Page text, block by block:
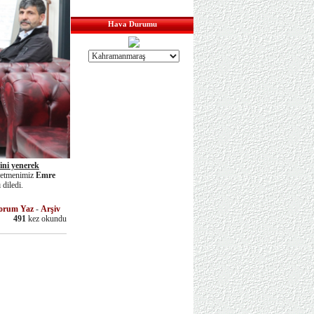
yenerek
Emre
diledi.
Yaz - Arşiv
491 kez okundu
İşlenir
İstiklal Marşı'nın Kabulünün
105. Yılı Kutlu Olsun
Okul Kadromuz İftar Sofrasında
Hava Durumu